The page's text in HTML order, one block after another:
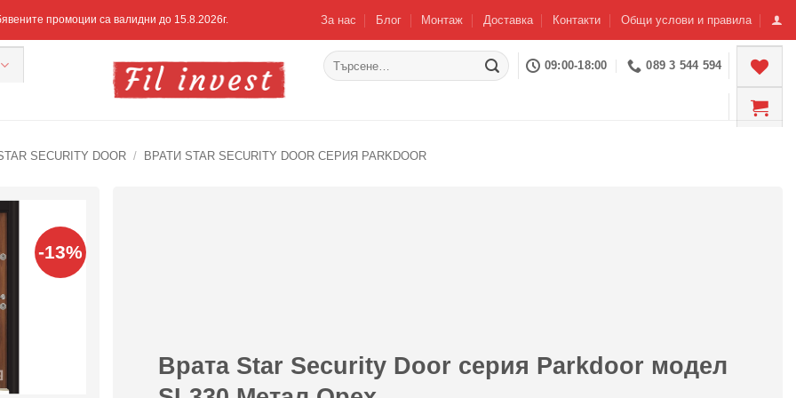
промоции са валидни до 15.8.2026г. За нас Блог Монтаж Доставка Контакти Общи услови и правила
Търсене
за:
09:00-18:00 089 3 544 594
SECURITY DOOR / ВРАТИ STAR SECURITY DOOR СЕРИЯ PARKDOOR
-13%
Добавяне
към
Врата Star Security Door серия Parkdoor модел